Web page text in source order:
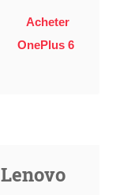
Acheter
OnePlus 6
Lenovo